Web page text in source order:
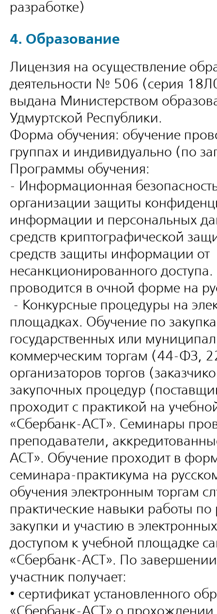
разработке)
4. Образование
Лицензия на осуществление
деятельности № 506 (серия
выдана Министерством
Удмуртской Республики.
Форма обучения: обучение
группах и индивидуально (по
Программы обучения:
- Информационная
организации защиты
информации и персональных
средств криптографической
средств защиты информации от
несанкционированного
проводится в очной форме на
- Конкурсные процедуры на
площадках. Обучение по
государственных или
коммерческим торгам (44-ФЗ,
организаторов торгов
закупочных процедур
проходит с практикой на
«Сбербанк-АСТ». Семинары
преподаватели,
АСТ». Обучение проходит в
семинара-практикума на
обучения электронным торгам
практические навыки работы
закупки и участию в
доступом к учебной площадке
«Сбербанк-АСТ». По
участник получает:
• сертификат установленного